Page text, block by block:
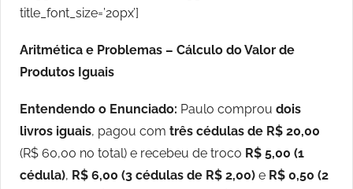
title_font_size=’20px’]
Aritmética e Problemas – Cálculo do Valor de
Produtos Iguais
Entendendo o Enunciado: Paulo comprou dois
livros iguais, pagou com três cédulas de R$ 20,00
(R$ 60,00 no total) e recebeu de troco R$ 5,00 (1
cédula), R$ 6,00 (3 cédulas de R$ 2,00) e R$ 0,50 (2